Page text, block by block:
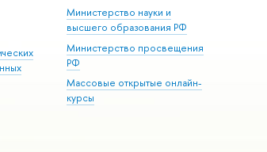
Министерство науки и
высшего образования РФ
Министерство просвещения
РФ
Массовые открытые онлайн-
курсы